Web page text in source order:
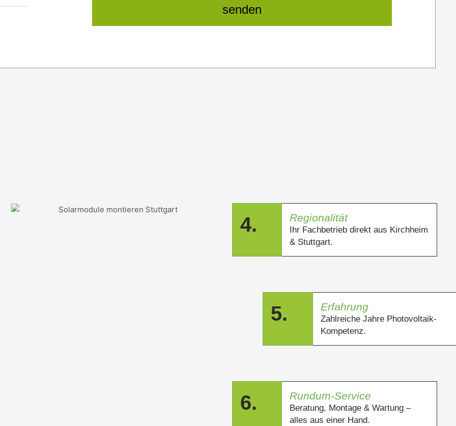
senden
4. Regionalität
Ihr Fachbetrieb direkt aus Kirchheim
& Stuttgart.
5. Erfahrung
Zahlreiche Jahre Photovoltaik-
Kompetenz.
6. Rundum-Service
Beratung, Montage & Wartung –
alles aus einer Hand.